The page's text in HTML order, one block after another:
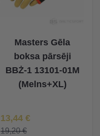
Masters Gēla
boksa pārsēji
BBŻ-1 13101-01M
(Melns+XL)
Īpaša Cena
13,44 €
19,20 €